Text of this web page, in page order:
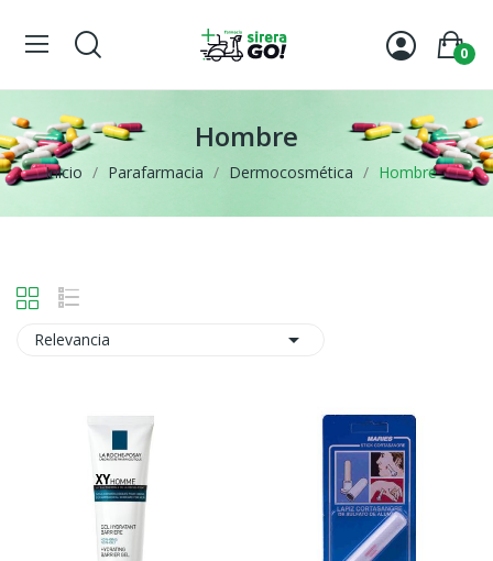
0
Hombre
Inicio Parafarmacia Dermocosmética Hombre
Relevancia 